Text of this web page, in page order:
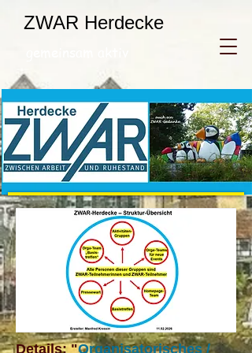
ZWAR Herdecke
Details: "Organisatorisches /